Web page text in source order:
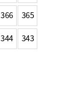
366
365
344
343